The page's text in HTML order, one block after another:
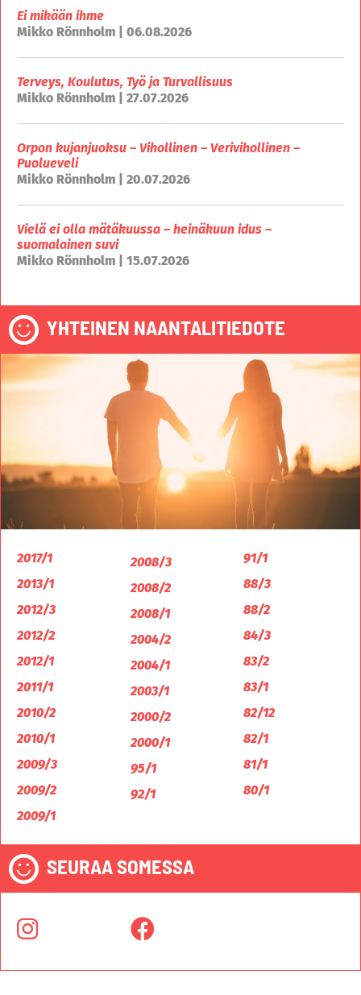
Ei mikään ihme
Mikko Rönnholm | 06.08.2026
Terveys, Koulutus, Työ ja Turvallisuus
Mikko Rönnholm | 27.07.2026
Orpon kujanjuoksu – Vihollinen – Verivihollinen –
Puolueveli
Mikko Rönnholm | 20.07.2026
Vielä ei olla mätäkuussa – heinäkuun idus –
suomalainen suvi
Mikko Rönnholm | 15.07.2026
YHTEINEN NAANTALITIEDOTE
2017/1
2013/1
2012/3
2012/2
2012/1
2011/1
2010/2
2010/1
2009/3
2009/2
2009/1
2008/3
2008/2
2008/1
2004/2
2004/1
2003/1
2000/2
2000/1
95/1
92/1
91/1
88/3
88/2
84/3
83/2
83/1
82/12
82/1
81/1
80/1
SEURAA SOMESSA